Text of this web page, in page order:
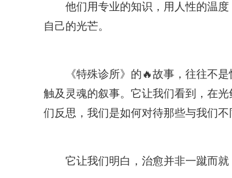
他们用专业的知识，用人性的温
自己的光芒。
《特殊诊所》的🔥故事，往往不
触及灵魂的叙事。它让我们看到，在
们反思，我们是如何对待那些与我们不
它让我们明白，治愈并非一蹴而